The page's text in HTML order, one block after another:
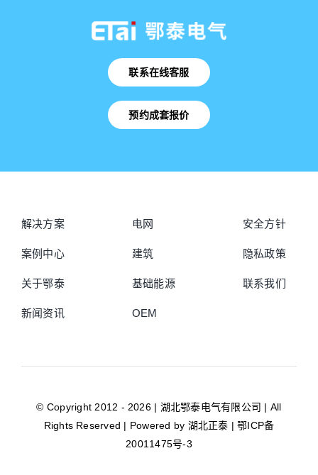
联系在线客服
预约成套报价
解决方案
案例中心
关于鄂泰
新闻资讯
电网
建筑
基础能源
OEM
安全方针
隐私政策
联系我们
© Copyright 2012 - 2026 | 湖北鄂泰电气有限公司 | All
Rights Reserved | Powered by 湖北正泰 |鄂ICP备
20011475号-3